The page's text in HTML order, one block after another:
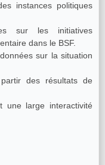
instances politiques
sur les initiatives
dans le BSF.
sur la situation
des résultats de
une large interactivité